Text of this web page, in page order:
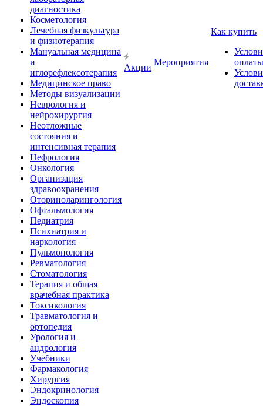
диагностика
Косметология
Лечебная физкультура
и физиотерапия
Мануальная медицина
и
иглорефлексотерапия
Медицинское право
Методы визуализации
Неврология и
нейрохирургия
Неотложные
состояния и
интенсивная терапия
Нефрология
Онкология
Организация
здравоохранения
Оториноларингология
Офтальмология
Педиатрия
Психиатрия и
наркология
Пульмонология
Ревматология
Стоматология
Терапия и общая
врачебная практика
Токсикология
Травматология и
ортопедия
Урология и
андрология
Учебники
Фармакология
Хирургия
Эндокринология
Эндоскопия
Акции
Мероприятия
Как купить
оплаты